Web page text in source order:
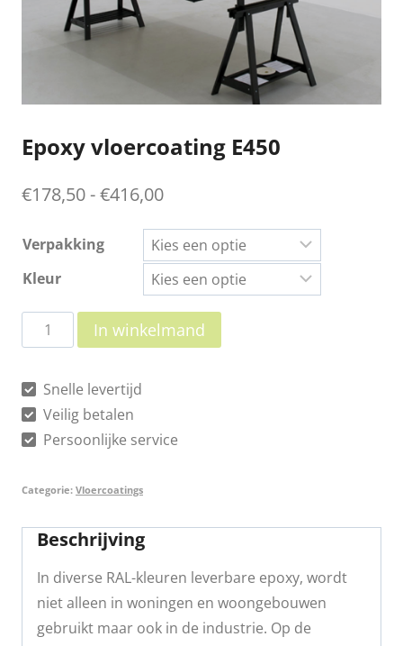
Epoxy vloercoating E450
€178,50-€416,00Prijsklasse:
€178,50
tot
€416,00
Verpakking
Kleur
Epoxy
vloercoating
aantal
In winkelmand
Snelle levertijd
Veilig betalen
Persoonlijke service
Categorie: Vloercoatings
Beschrijving
In diverse RAL-kleuren leverbare epoxy, wordt
niet alleen in woningen en woongebouwen
gebruikt maar ook in de industrie. Op de